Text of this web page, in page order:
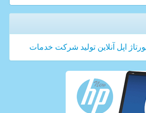
اپل آنلاین تولید شركت خدمات